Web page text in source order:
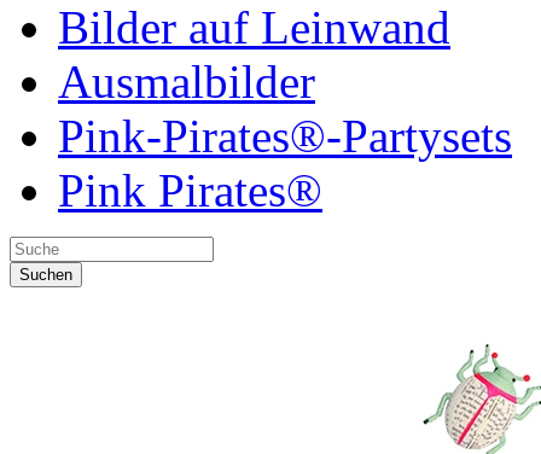
Bilder auf Leinwand
Ausmalbilder
Pink-Pirates®-Partysets
Pink Pirates®